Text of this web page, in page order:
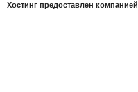
Хостинг предоставлен компанией